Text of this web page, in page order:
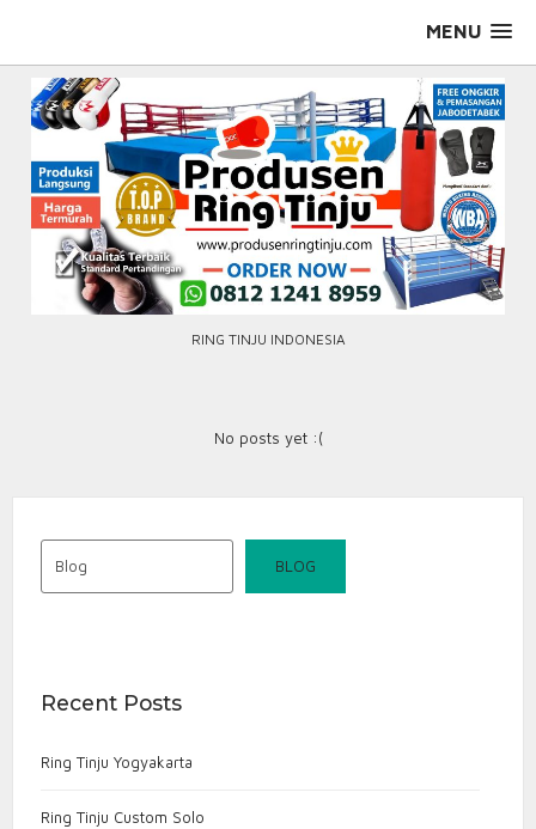
MENU
RING TINJU INDONESIA
No posts yet :(
BLOG
Recent Posts
Ring Tinju Yogyakarta
Ring Tinju Custom Solo